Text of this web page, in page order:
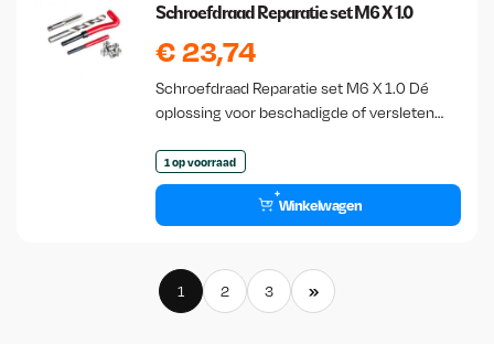
Schroefdraad Reparatie set M6 X 1.0
€23,74
Schroefdraad Reparatie set M6 X 1.0 Dé
oplossing voor beschadigde of versleten
1 op voorraad
Winkelwagen
1 2 3 »